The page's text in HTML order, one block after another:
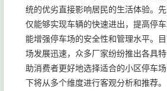
统的优劣直接影响居民的生活体验。
仅能够实现车辆的快速进出，提高停
能增强停车场的安全性和管理水平。
场发展迅速，众多厂家纷纷推出各具
助消费者更好地选择适合的小区停车
下将从多个维度进行客观分析和推荐。